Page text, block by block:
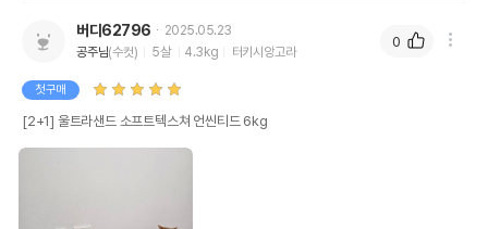
버디62796
2025.05.23
공주님(수컷) 5살 4.3kg 터키시앙고라
첫구매
[2+1] 울트라샌드 소프트텍스쳐 언씬티드 6kg
0